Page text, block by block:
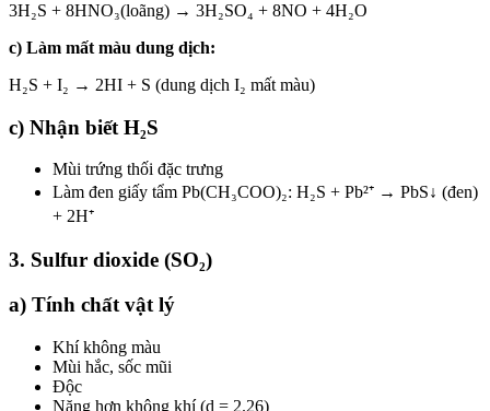
3H₂S + 8HNO₃(loãng) → 3H₂SO₄ + 8NO + 4H₂O
c) Làm mất màu dung dịch:
H₂S + I₂ → 2HI + S (dung dịch I₂ mất màu)
c) Nhận biết H₂S
Mùi trứng thối đặc trưng
Làm đen giấy tẩm Pb(CH₃COO)₂: H₂S + Pb²⁺ → PbS↓ (đen)
+ 2H⁺
3. Sulfur dioxide (SO₂)
a) Tính chất vật lý
Khí không màu
Mùi hắc, sốc mũi
Độc
Nặng hơn không khí (d = 2.26)